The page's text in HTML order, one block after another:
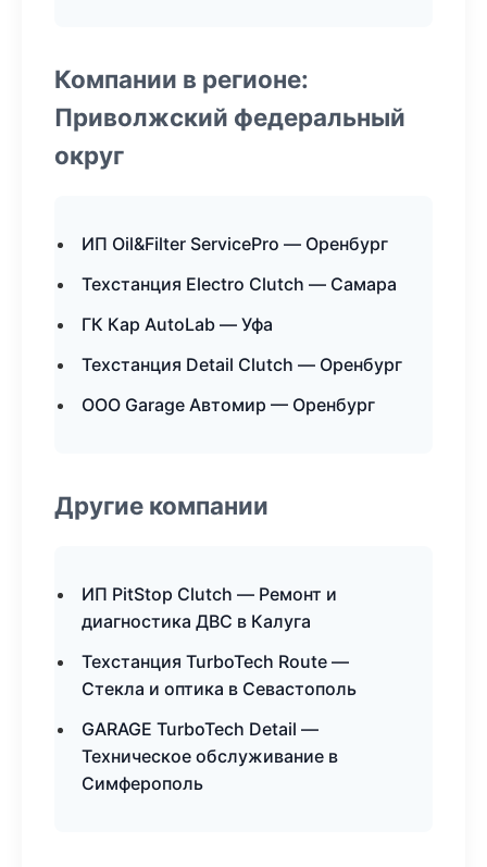
Компании в регионе:
Приволжский федеральный
округ
ИП Oil&Filter ServicePro — Оренбург
Техстанция Electro Clutch — Самара
ГК Кар AutoLab — Уфа
Техстанция Detail Clutch — Оренбург
ООО Garage Автомир — Оренбург
Другие компании
ИП PitStop Clutch — Ремонт и
диагностика ДВС в Калуга
Техстанция TurboTech Route —
Стекла и оптика в Севастополь
GARAGE TurboTech Detail —
Техническое обслуживание в
Симферополь